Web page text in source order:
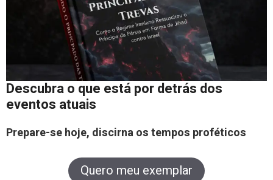
Descubra o que está por detrás dos
eventos atuais
Prepare-se hoje, discirna os tempos proféticos
Quero meu exemplar